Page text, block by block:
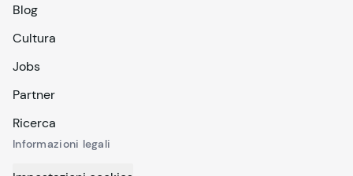
Blog
Cultura
Jobs
Partner
Ricerca
Informazioni legali